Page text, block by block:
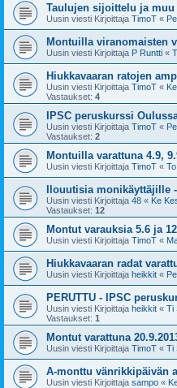
Taulujen sijoittelu ja
Uusin viesti Kirjoittaja TimoT «
Montuilla viranomaisten
Uusin viesti Kirjoittaja P Runtti «
Hiukkavaaran ratojen
Uusin viesti Kirjoittaja TimoT «
Vastaukset: 4
IPSC peruskurssi
Uusin viesti Kirjoittaja TimoT «
Vastaukset: 2
Montuilla varattuna 4.9,
Uusin viesti Kirjoittaja TimoT «
Ilouutisia monikäyttäjille
Uusin viesti Kirjoittaja 48 « Ke
Vastaukset: 12
Montut varauksia 5.6 ja
Uusin viesti Kirjoittaja TimoT «
Hiukkavaaran radat
Uusin viesti Kirjoittaja heikkit «
PERUTTU - IPSC
Uusin viesti Kirjoittaja heikkit « Ti
Vastaukset: 1
Montut varattuna
Uusin viesti Kirjoittaja TimoT « Ti
A-monttu vänrikkipäivän
Uusin viesti Kirjoittaja sampo «